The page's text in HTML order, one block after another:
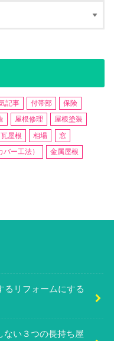
記事 付帯部
保険
屋根修理
屋根塗装
瓦屋根 相場
窓
ー工法）
金属屋根
るリフォームにする
ない３つの長持ち屋